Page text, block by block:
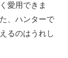
愛用できま
、ハンターで
るのはうれし